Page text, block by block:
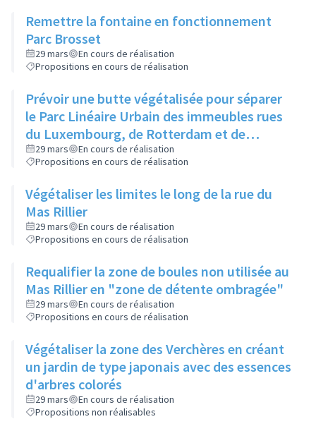
Remettre la fontaine en fonctionnement
Parc Brosset
29 mars
En cours de réalisation
Propositions en cours de réalisation
Prévoir une butte végétalisée pour séparer
le Parc Linéaire Urbain des immeubles rues
du Luxembourg, de Rotterdam et de
Londres
29 mars
En cours de réalisation
Propositions en cours de réalisation
Végétaliser les limites le long de la rue du
Mas Rillier
29 mars
En cours de réalisation
Propositions en cours de réalisation
Requalifier la zone de boules non utilisée au
Mas Rillier en "zone de détente ombragée"
29 mars
En cours de réalisation
Propositions en cours de réalisation
Végétaliser la zone des Verchères en créant
un jardin de type japonais avec des essences
d'arbres colorés
29 mars
En cours de réalisation
Propositions non réalisables